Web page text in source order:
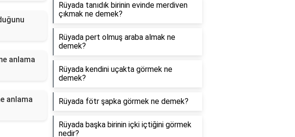
anlama
anlama
Rüyada tanıdık birinin evinde merdiven
çıkmak ne demek?
Rüyada pert olmuş araba almak ne
demek?
Rüyada kendini uçakta görmek ne
demek?
Rüyada fötr şapka görmek ne demek?
Rüyada başka birinin içki içtiğini görmek
nedir?